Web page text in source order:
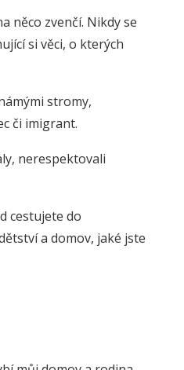
něco zvenčí. Nikdy se
si věci, o kterých
stromy,
či imigrant.
nerespektovali
cestujete do
a domov, jaké jste